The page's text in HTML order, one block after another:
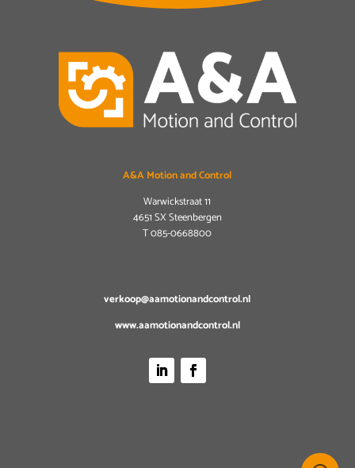
A&A Motion and Control
Warwickstraat 11
4651 SX Steenbergen
T085-0668800
verkoop@aamotionandcontrol.nl
www.aamotionandcontrol.nl